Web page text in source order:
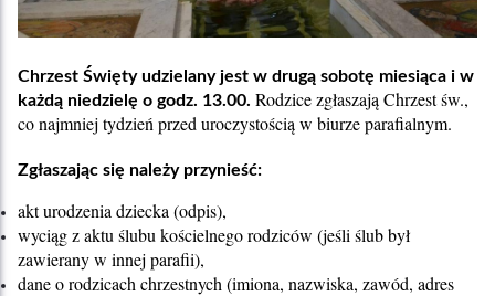
Chrzest Święty udzielany jest w drugą sobotę miesiąca i w
każdą niedzielę o godz. 13.00. Rodzice zgłaszają Chrzest św.,
co najmniej tydzień przed uroczystością w biurze parafialnym.
Zgłaszając się należy przynieść:
akt urodzenia dziecka (odpis),
wyciąg z aktu ślubu kościelnego rodziców (jeśli ślub był
zawierany w innej parafii),
dane o rodzicach chrzestnych (imiona, nazwiska, zawód, adres